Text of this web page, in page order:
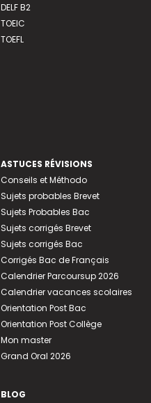
DELF B2
TOEIC
TOEFL
ASTUCES RÉVISIONS
Conseils et Méthodo
Sujets probables Brevet
Sujets Probables Bac
Sujets corrigés Brevet
Sujets corrigés Bac
Corrigés Bac de Français
Calendrier Parcoursup 2026
Calendrier vacances scolaires
Orientation Post Bac
Orientation Post Collège
Mon master
Grand Oral 2026
BLOG